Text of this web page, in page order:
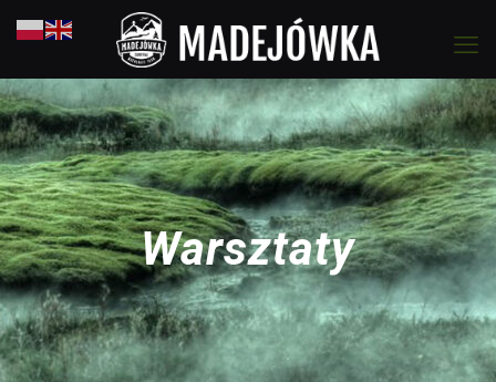
Warsztaty